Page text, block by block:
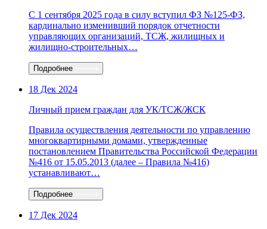
С 1 сентября 2025 года в силу вступил ФЗ №125-ФЗ,
кардинально изменивший порядок отчетности
управляющих организаций, ТСЖ, жилищных и
жилищно-строительных…
Подробнее
18 Дек 2024
Личный прием граждан для УК/ТСЖ/ЖСК
Правила осуществления деятельности по управлению
многоквартирными домами, утвержденные
постановлением Правительства Российской Федерации
№416 от 15.05.2013 (далее – Правила №416)
устанавливают…
Подробнее
17 Дек 2024